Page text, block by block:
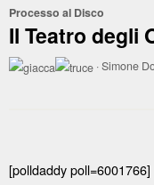
Processo al Disco
Il Teatro degli
·Simone
[polldaddy poll=6001766]